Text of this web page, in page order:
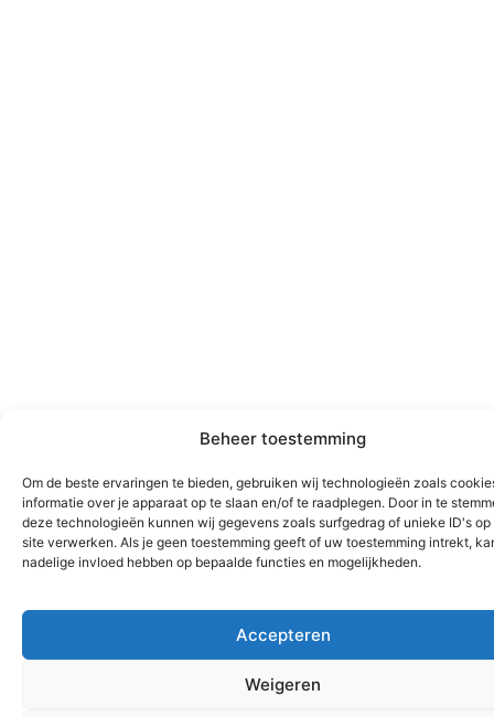
Beheer toestemming
Om de beste ervaringen te bieden, gebruiken wij technologieën zoals
informatie over je apparaat op te slaan en/of te raadplegen. Door in te
deze technologieën kunnen wij gegevens zoals surfgedrag of unieke ID's op
site verwerken. Als je geen toestemming geeft of uw toestemming intrekt,
nadelige invloed hebben op bepaalde functies en mogelijkheden.
Accepteren
Weigeren